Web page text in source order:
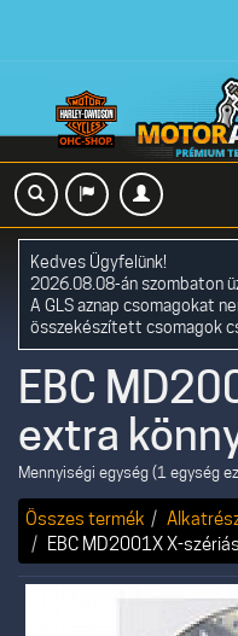
Kedves Ügyfelünk!
2026.08.08-án szombaton
A GLS aznap csomagokat
összekészített csomagok
EBC
extra
Mennyiségi egység (1 egység
Összes termék
EBC MD2001X X-